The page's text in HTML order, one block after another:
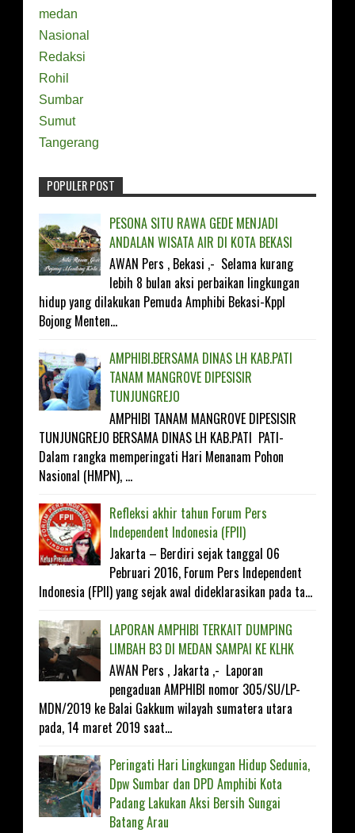
medan
Nasional
Redaksi
Rohil
Sumbar
Sumut
Tangerang
LIKE ON FACEBOOK
SUBSCRIBE ON YOUTUBE
FOLLOW ON INSTAGRAM
POPULER POST
PESONA SITU RAWA GEDE MENJADI
ANDALAN WISATA AIR DI KOTA BEKASI
AWAN Pers , Bekasi ,- Selama kurang
lebih 8 bulan aksi perbaikan lingkungan
hidup yang dilakukan Pemuda Amphibi Bekasi-Kppl
Bojong Menten...
AMPHIBI.BERSAMA DINAS LH KAB.PATI
TANAM MANGROVE DIPESISIR
TUNJUNGREJO
AMPHIBI TANAM MANGROVE DIPESISIR
TUNJUNGREJO BERSAMA DINAS LH KAB.PATI PATI-
Dalam rangka memperingati Hari Menanam Pohon
Nasional (HMPN), ...
Refleksi akhir tahun Forum Pers
Independent Indonesia (FPII)
Jakarta – Berdiri sejak tanggal 06
Pebruari 2016, Forum Pers Independent
Indonesia (FPII) yang sejak awal dideklarasikan pada ta...
LAPORAN AMPHIBI TERKAIT DUMPING
LIMBAH B3 DI MEDAN SAMPAI KE KLHK
AWAN Pers , Jakarta ,- Laporan
pengaduan AMPHIBI nomor 305/SU/LP-
MDN/2019 ke Balai Gakkum wilayah sumatera utara
pada, 14 maret 2019 saat...
Peringati Hari Lingkungan Hidup Sedunia,
Dpw Sumbar dan DPD Amphibi Kota
Padang Lakukan Aksi Bersih Sungai
Batang Arau